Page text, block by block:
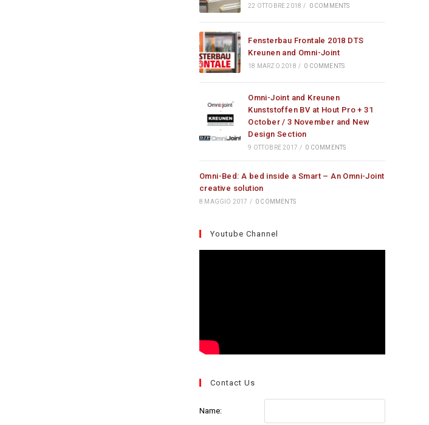
22 OTTOBRE 2018 / 0 COMMENTS
Fensterbau Frontale 2018 DTS
Kreunen and Omni-Joint
18 MARZO 2018 / 0 COMMENTS
Omni-Joint and Kreunen
Kunststoffen BV at Hout Pro + 31
October / 3 November and New
Design Section
9 OTTOBRE 2017 / 0 COMMENTS
Omni-Bed: A bed inside a Smart – An Omni-Joint
creative solution
8 MAGGIO 2017 / 0 COMMENTS
Youtube Channel
Contact Us
Name: